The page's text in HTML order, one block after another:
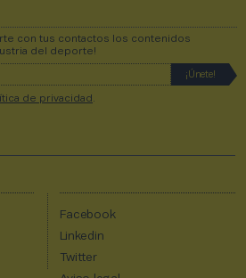
con tus contactos los contenidos
del deporte!
de privacidad
Facebook
Linkedin
Twitter